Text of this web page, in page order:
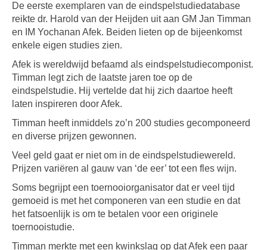
De eerste exemplaren van de eindspelstudiedatabase
reikte dr. Harold van der Heijden uit aan GM Jan Timman
en IM Yochanan Afek. Beiden lieten op de bijeenkomst
enkele eigen studies zien.
Afek is wereldwijd befaamd als eindspelstudiecomponist.
Timman legt zich de laatste jaren toe op de
eindspelstudie. Hij vertelde dat hij zich daartoe heeft
laten inspireren door Afek.
Timman heeft inmiddels zo’n 200 studies gecomponeerd
en diverse prijzen gewonnen.
Veel geld gaat er niet om in de eindspelstudiewereld.
Prijzen variëren al gauw van ‘de eer’ tot een fles wijn.
Soms begrijpt een toernooiorganisator dat er veel tijd
gemoeid is met het componeren van een studie en dat
het fatsoenlijk is om te betalen voor een originele
toernooistudie.
Timman merkte met een kwinkslag op dat Afek een paar